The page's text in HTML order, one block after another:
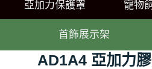
亞加力保護罩 寵物
首飾展示架
AD1A4 亞加力